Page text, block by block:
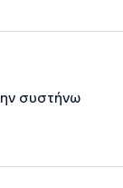
συστήνω